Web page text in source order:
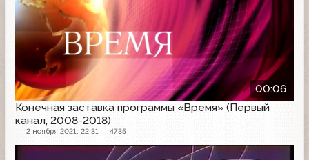
00:06
Конечная заставка программы «Время» (Первый
канал, 2008-2018)
2 ноября 2021, 22:31 4735
Заставка